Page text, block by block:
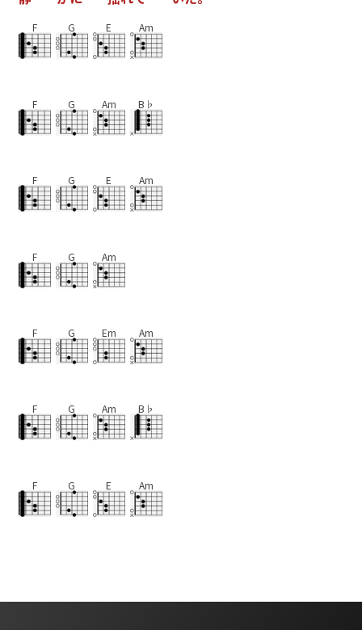
F G E Am
F G Am B♭
F G E Am
F G Am
F G Em Am
F G Am B♭
F G E Am